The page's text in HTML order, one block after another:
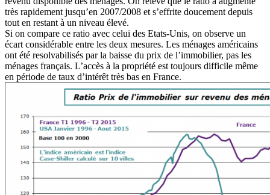
très rapidement jusqu’en 2007/2008 et s’effrite doucement depuis
tout en restant à un niveau élevé.
Si on compare ce ratio avec celui des Etats-Unis, on observe un
écart considérable entre les deux mesures. Les ménages américains
ont été resolvabilisés par la baisse du prix de l’immobilier, pas les
ménages français. L’accès à la propriété est toujours difficile même
en période de taux d’intérêt très bas en France.